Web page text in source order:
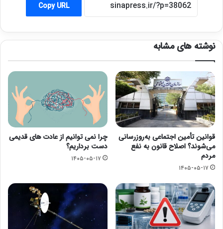
Copy URL
نوشته های مشابه
قوانین تأمین اجتماعی به‌روزرسانی
می‌شوند؟ اصلاح قانون به نفع
مردم
۱۴۰۵-۰۵-۱۷
چرا نمی توانیم از عادت های قدیمی
دست برداریم؟
۱۴۰۵-۰۵-۱۷